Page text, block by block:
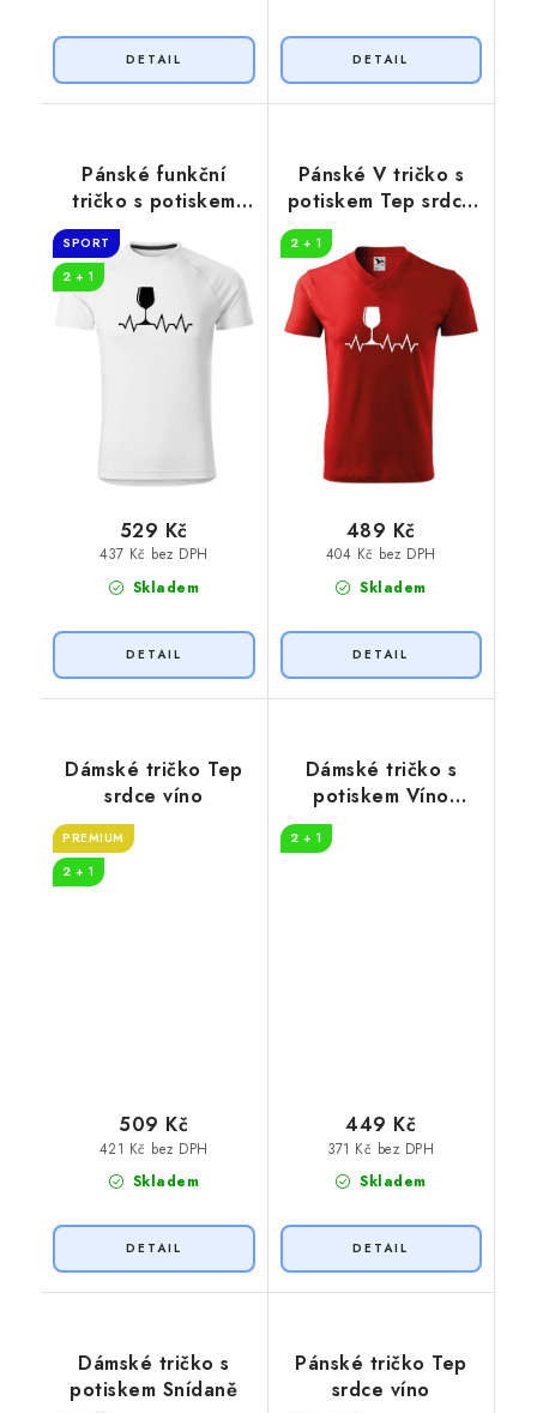
Pánské funkční
tričko s potiskem
Tep srdce víno
SPORT
2 + 1
Skladem
437 Kč bez DPH
529 Kč
Pánské V tričko s
potiskem Tep srdce
2 + 1
Skladem
404 Kč bez DPH
489 Kč
Dámské tričko Tep
srdce víno
PREMIUM
2 + 1
Skladem
421 Kč bez DPH
509 Kč
Dámské tričko s
potiskem Víno
2 + 1
Skladem
371 Kč bez DPH
449 Kč
Dámské tričko s
potiskem Snídaně
Pánské tričko Tep
srdce víno